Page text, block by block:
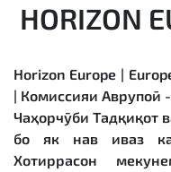
HORIZON
Horizon Europe |
| Комиссияи Аврупоӣ
Чаҳорчӯби Тадқиқот
бо як нав иваз
Хотиррасон